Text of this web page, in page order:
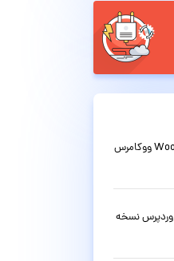
قالب فروشگاهی چندمنظوره وودمارت WoodMart ووکامرس
افزونه صفحه ساز المنتور پرو Elementor Pro وردپرس نسخه